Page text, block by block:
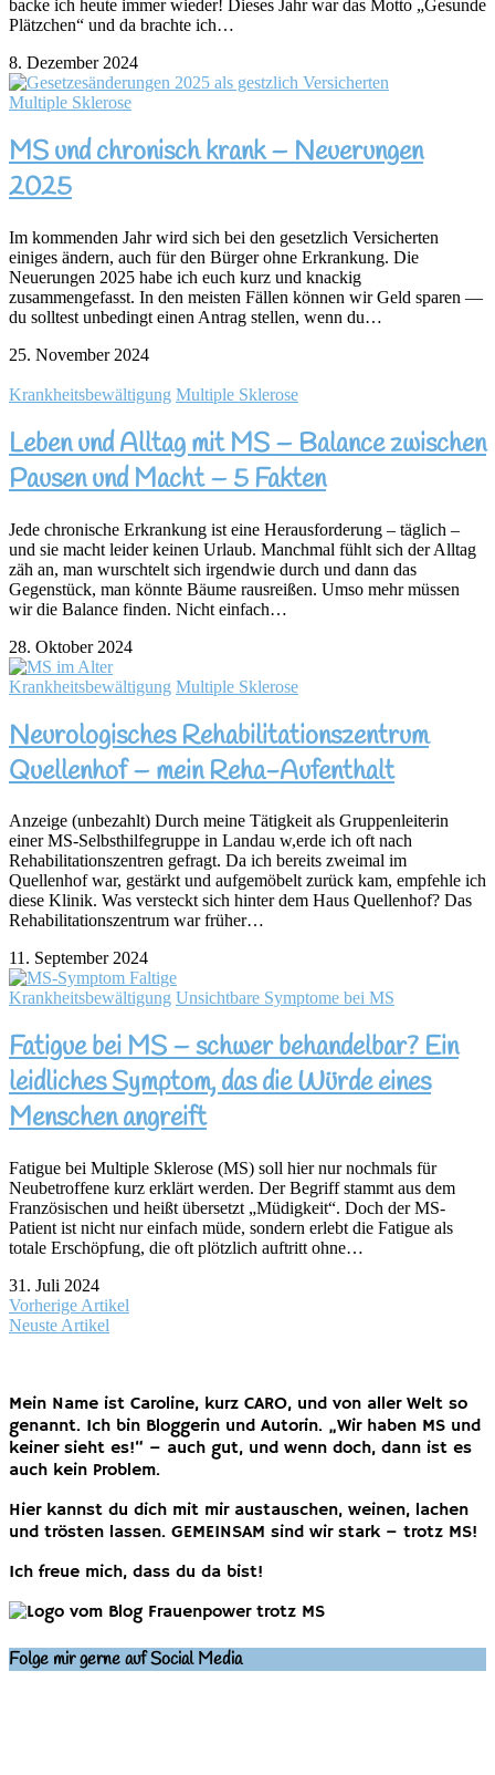
backe ich heute immer wieder! Dieses Jahr war das Motto „Gesunde
Plätzchen“ und da brachte ich…
8. Dezember 2024
Multiple Sklerose
MS und chronisch krank – Neuerungen
2025
Im kommenden Jahr wird sich bei den gesetzlich Versicherten
einiges ändern, auch für den Bürger ohne Erkrankung. Die
Neuerungen 2025 habe ich euch kurz und knackig
zusammengefasst. In den meisten Fällen können wir Geld sparen —
du solltest unbedingt einen Antrag stellen, wenn du…
25. November 2024
Krankheitsbewältigung Multiple Sklerose
Leben und Alltag mit MS – Balance zwischen
Pausen und Macht – 5 Fakten
Jede chronische Erkrankung ist eine Herausforderung – täglich –
und sie macht leider keinen Urlaub. Manchmal fühlt sich der Alltag
zäh an, man wurschtelt sich irgendwie durch und dann das
Gegenstück, man könnte Bäume rausreißen. Umso mehr müssen
wir die Balance finden. Nicht einfach…
28. Oktober 2024
Krankheitsbewältigung Multiple Sklerose
Neurologisches Rehabilitationszentrum
Quellenhof – mein Reha-Aufenthalt
Anzeige (unbezahlt) Durch meine Tätigkeit als Gruppenleiterin
einer MS-Selbsthilfegruppe in Landau w,erde ich oft nach
Rehabilitationszentren gefragt. Da ich bereits zweimal im
Quellenhof war, gestärkt und aufgemöbelt zurück kam, empfehle ich
diese Klinik. Was versteckt sich hinter dem Haus Quellenhof? Das
Rehabilitationszentrum war früher…
11. September 2024
Krankheitsbewältigung Unsichtbare Symptome bei MS
Fatigue bei MS – schwer behandelbar? Ein
leidliches Symptom, das die Würde eines
Menschen angreift
Fatigue bei Multiple Sklerose (MS) soll hier nur nochmals für
Neubetroffene kurz erklärt werden. Der Begriff stammt aus dem
Französischen und heißt übersetzt „Müdigkeit“. Doch der MS-
Patient ist nicht nur einfach müde, sondern erlebt die Fatigue als
totale Erschöpfung, die oft plötzlich auftritt ohne…
31. Juli 2024
Vorherige Artikel
Neuste Artikel
Mein Name ist Caroline, kurz CARO, und von aller Welt so
genannt. Ich bin Bloggerin und Autorin. „Wir haben MS und
keiner sieht es!“ – auch gut, und wenn doch, dann ist es
auch kein Problem.
Hier kannst du dich mit mir austauschen, weinen, lachen
und trösten lassen. GEMEINSAM sind wir stark – trotz MS!
Ich freue mich, dass du da bist!
Folge mir gerne auf Social Media